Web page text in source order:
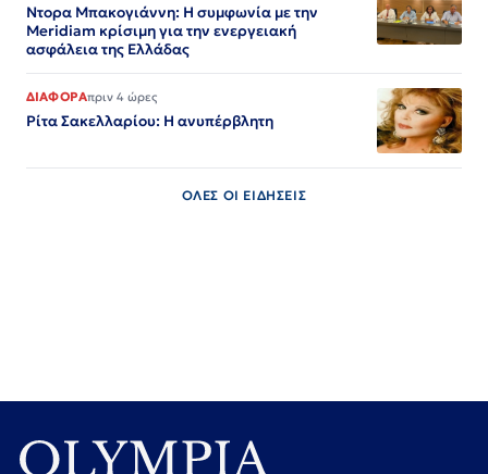
Ντορα Μπακογιάννη: Η συμφωνία με την
Meridiam κρίσιμη για την ενεργειακή
ασφάλεια της Ελλάδας
ΔΙΑΦΟΡΑπριν 4 ώρες
Ρίτα Σακελλαρίου: Η ανυπέρβλητη
ΟΛΕΣ ΟΙ ΕΙΔΗΣΕΙΣ